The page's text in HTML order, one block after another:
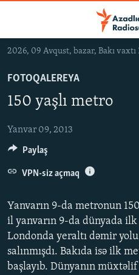
Əsas
qayıt
Əsas
naviqasiyaya
qayıt
keç
#İZAHLA
KORRUPSIOMETR
#ƏSLINDƏ
FƏRQƏ BAX
QANUNI DOĞRU
MULTIMEDIA
VIDEO
FOTOQALEREYA
RADIO ARXIV
OXU ZALI
HAQQIMIZDA
2026, 09 Avqust, bazar, Bakı vaxtı
FOTOQALEREYA
150 yaşlı metro
Yanvar 09, 2013
Yanvarın 9-da metronun
il yanvarın 9-da dünyada
Londonda yeraltı dəmir
salınmışdı. Bakıda isə ilk
başlayıb. Dünyanın
Paylaş
VPN-siz açmaq